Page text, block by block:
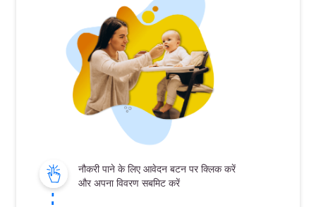
नौकरी पाने के लिए आवेदन बटन पर क्लिक करें
और अपना विवरण सबमिट करें